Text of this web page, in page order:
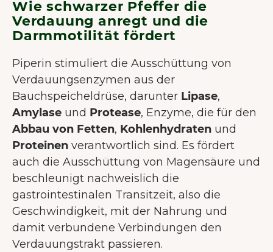
Wie schwarzer Pfeffer die
Verdauung anregt und die
Darmmotilität fördert
Piperin stimuliert die Ausschüttung von
Verdauungsenzymen aus der
Bauchspeicheldrüse, darunter Lipase,
Amylase und Protease, Enzyme, die für den
Abbau von Fetten, Kohlenhydraten und
Proteinen verantwortlich sind. Es fördert
auch die Ausschüttung von Magensäure und
beschleunigt nachweislich die
gastrointestinalen Transitzeit, also die
Geschwindigkeit, mit der Nahrung und
damit verbundene Verbindungen den
Verdauungstrakt passieren.